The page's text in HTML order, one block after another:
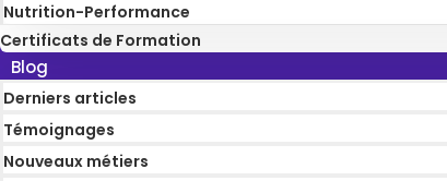
Nutrition-Performance
Certificats de Formation
Blog
Derniers articles
Témoignages
Nouveaux métiers